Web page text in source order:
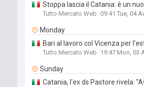
Stoppa lascia il Catania: è un
Tutto Mercato Web 09:41 Tue, 04
Monday
Bari al lavoro col Vicenza per
Tutto Mercato Web 19:47 Mon, 03
Sunday
Catania, l'ex ds Pastore rivela: